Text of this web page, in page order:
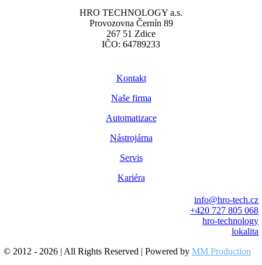
HRO TECHNOLOGY a.s.
Provozovna Černín 89
267 51 Zdice
IČO: 64789233
Kontakt
Naše firma
Automatizace
Nástrojárna
Servis
Kariéra
info@hro-tech.cz
+420 727 805 068
hro-technology
lokalita
© 2012 - 2026 | All Rights Reserved | Powered by MM Production